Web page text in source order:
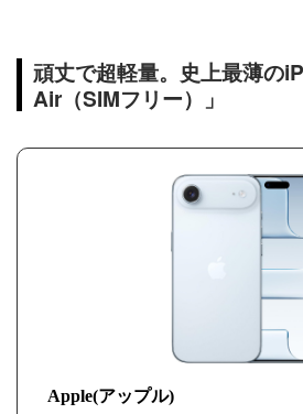
頑丈で超軽量。史上最薄の
Air（SIMフリー）」
Apple(アップル)